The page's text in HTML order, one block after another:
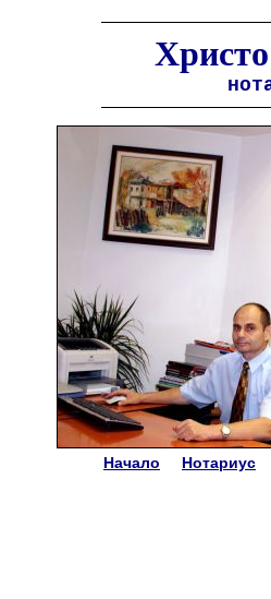
Начало Нотариус